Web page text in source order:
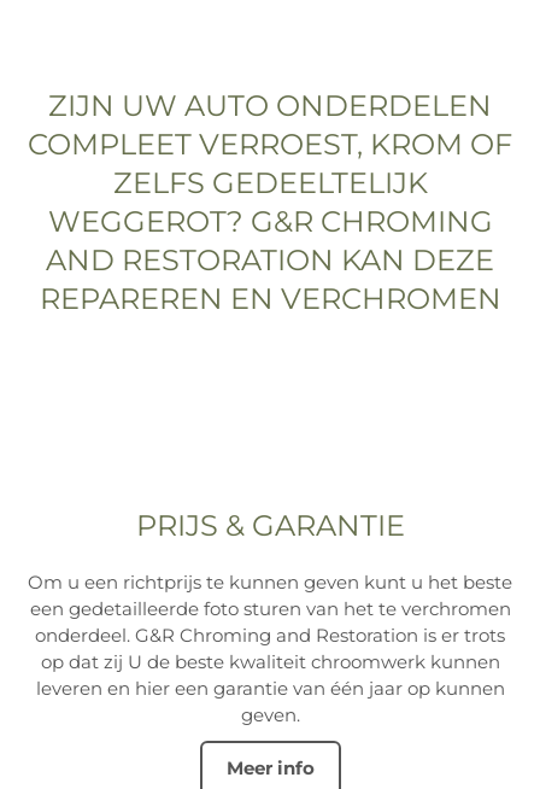
ZIJN UW AUTO ONDERDELEN
COMPLEET VERROEST, KROM OF
ZELFS GEDEELTELIJK
WEGGEROT? G&R CHROMING
AND RESTORATION KAN DEZE
REPAREREN EN VERCHROMEN
PRIJS & GARANTIE
Om u een richtprijs te kunnen geven kunt u het beste
een gedetailleerde foto sturen van het te verchromen
onderdeel. G&R Chroming and Restoration is er trots
op dat zij U de beste kwaliteit chroomwerk kunnen
leveren en hier een garantie van één jaar op kunnen
geven.
Meer info